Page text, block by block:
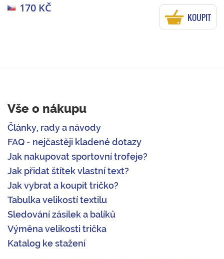
170 KČ
KOUPIT
Vše o nákupu
Články, rady a návody
FAQ - nejčastěji kladené dotazy
Jak nakupovat sportovní trofeje?
Jak přidat štítek vlastní text?
Jak vybrat a koupit tričko?
Tabulka velikostí textilu
Sledování zásilek a balíků
Výměna velikosti trička
Katalog ke stažení